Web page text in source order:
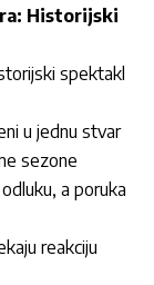
Historijski
spektakl
u jednu stvar
sezone
a poruka
reakciju